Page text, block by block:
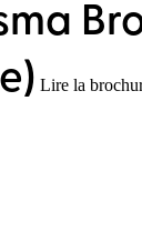
Lire la